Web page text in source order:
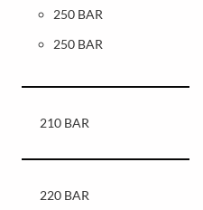
250 BAR
250 BAR
210 BAR
220 BAR